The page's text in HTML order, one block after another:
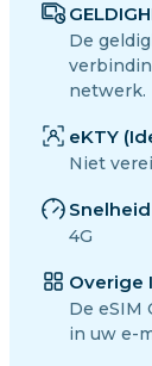
De
netwerk.
eKTY
Niet
Snelheid
4G
Overige
De eSIM
in uw e-